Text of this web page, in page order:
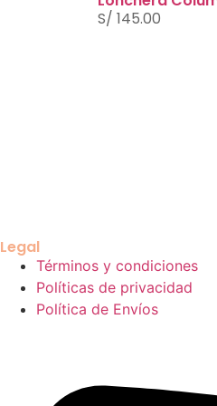
S/ 145.00
Legal
Términos y condiciones
Políticas de privacidad
Política de Envíos